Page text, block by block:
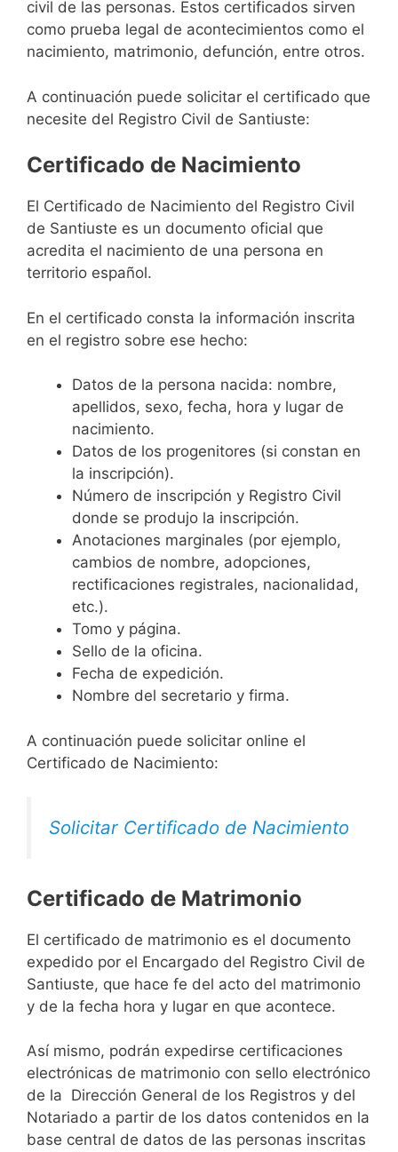
civil de las personas. Estos certificados sirven
como prueba legal de acontecimientos como el
nacimiento, matrimonio, defunción, entre otros.
A continuación puede solicitar el certificado que
necesite del Registro Civil de Santiuste:
Certificado de Nacimiento
El Certificado de Nacimiento del Registro Civil
de Santiuste es un documento oficial que
acredita el nacimiento de una persona en
territorio español.
En el certificado consta la información inscrita
en el registro sobre ese hecho:
Datos de la persona nacida: nombre,
apellidos, sexo, fecha, hora y lugar de
nacimiento.
Datos de los progenitores (si constan en
la inscripción).
Número de inscripción y Registro Civil
donde se produjo la inscripción.
Anotaciones marginales (por ejemplo,
cambios de nombre, adopciones,
rectificaciones registrales, nacionalidad,
etc.).
Tomo y página.
Sello de la oficina.
Fecha de expedición.
Nombre del secretario y firma.
A continuación puede solicitar online el
Certificado de Nacimiento:
Solicitar Certificado de Nacimiento
Certificado de Matrimonio
El certificado de matrimonio es el documento
expedido por el Encargado del Registro Civil de
Santiuste, que hace fe del acto del matrimonio
y de la fecha hora y lugar en que acontece.
Así mismo, podrán expedirse certificaciones
electrónicas de matrimonio con sello electrónico
de la Dirección General de los Registros y del
Notariado a partir de los datos contenidos en la
base central de datos de las personas inscritas